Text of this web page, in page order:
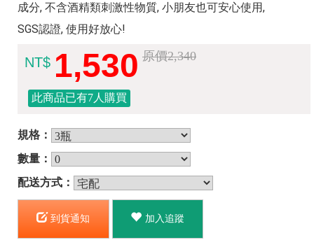
成分, 不含酒精類刺激性物質, 小朋友也可安心使用,
SGS認證, 使用好放心!
NT$ 1,530 原價2,340
此商品已有7人購買
規格：
數量：
配送方式：
到貨通知 加入追蹤